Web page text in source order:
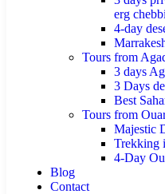
erg
4-day
Tours from
3 days
3 Days
Best
Tours from
Majestic
Trekking
4-Day
Blog
Contact